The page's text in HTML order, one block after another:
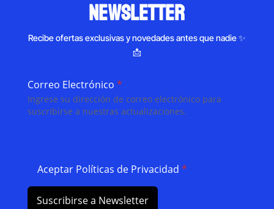
newsletter
Recibe ofertas exclusivas y novedades antes que nadie ✨
📩
Correo Electrónico *
Ingrese su dirección de correo electrónico para
suscribirse a nuestras actualizaciones.
Aceptar Políticas de Privacidad *
Suscribirse a Newsletter